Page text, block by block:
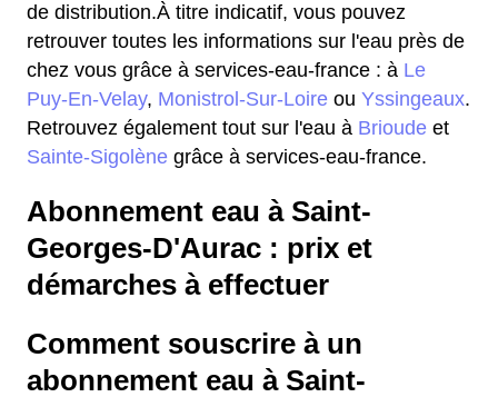
de distribution.À titre indicatif, vous pouvez
retrouver toutes les informations sur l'eau près de
chez vous grâce à services-eau-france : à Le
Puy-En-Velay, Monistrol-Sur-Loire ou Yssingeaux.
Retrouvez également tout sur l'eau à Brioude et
Sainte-Sigolène grâce à services-eau-france.
Abonnement eau à Saint-
Georges-D'Aurac : prix et
démarches à effectuer
Comment souscrire à un
abonnement eau à Saint-